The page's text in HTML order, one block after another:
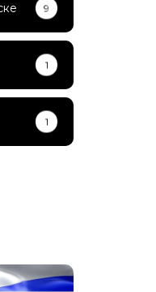
9
1
1